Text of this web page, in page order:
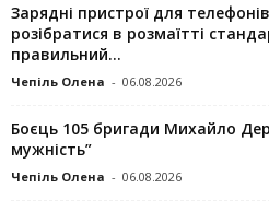
Зарядні пристрої для
розібратися в розмаїтті
правильний...
Чепіль Олена - 06.08.2026
Боєць 105 бригади Михайло
мужність”
Чепіль Олена - 06.08.2026